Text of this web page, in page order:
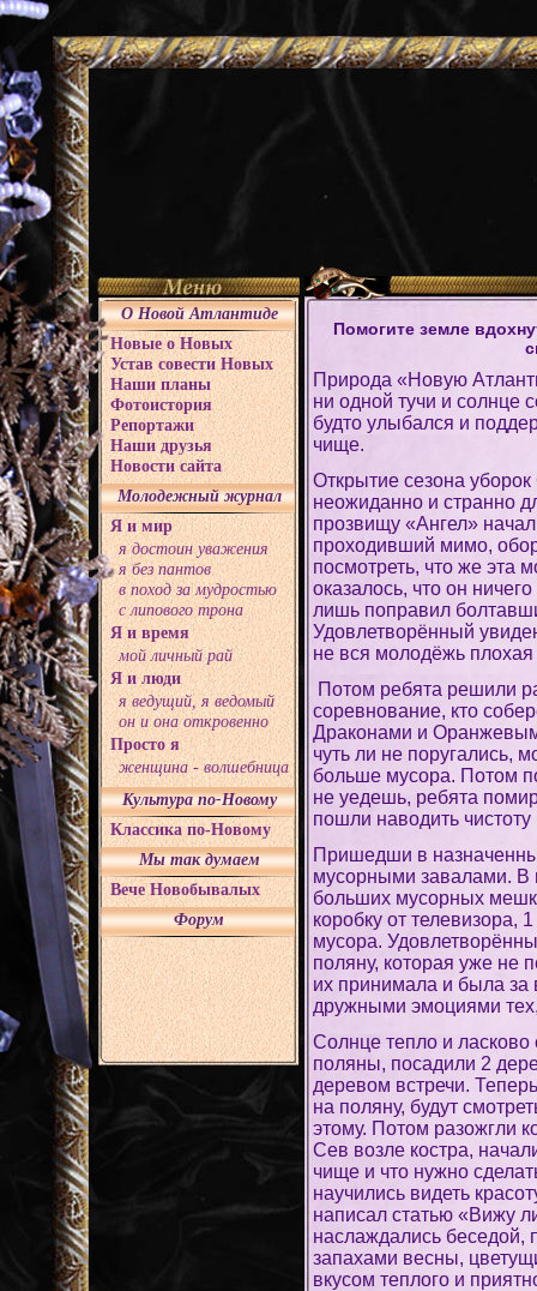
О Новой Атлантиде
Новые о Новых
Устав совести Новых
Наши планы
Фотоистория
Репортажи
Наши друзья
Новости сайта
Молодежный журнал
Я и мир
я достоин уважения
я без пантов
в поход за мудростью
с липового трона
Я и время
мой личный рай
Я и люди
я ведущий, я ведомый
он и она откровенно
Просто я
женщина - волшебница
Культура по-Новому
Классика по-Новому
Мы так думаем
Вече Новобывалых
Форум
Помогите земле
Природа «Новую
ни одной тучи и солнце
будто улыбался и
чище.
Открытие сезона
неожиданно и странно
прозвищу «Ангел»
проходивший мимо,
посмотреть, что же эта
оказалось, что он
лишь поправил
Удовлетворённый
не вся молодёжь
Потом ребята решили
соревнование, кто
Драконами и
чуть ли не поругались,
больше мусора. Потом
не уедешь, ребята
пошли наводить
Пришедши в
мусорными завалами. В
больших мусорных
коробку от телевизора,
мусора.
поляну, которая уже не
их принимала и была за
дружными эмоциями
Солнце тепло и ласково
поляны, посадили 2
деревом встречи.
на поляну, будут
этому. Потом разожгли
Сев возле костра,
чище и что нужно
научились видеть
написал статью «Вижу
наслаждались беседой,
запахами весны,
вкусом теплого и